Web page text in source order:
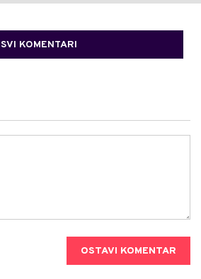
SVI KOMENTARI
OSTAVI KOMENTAR